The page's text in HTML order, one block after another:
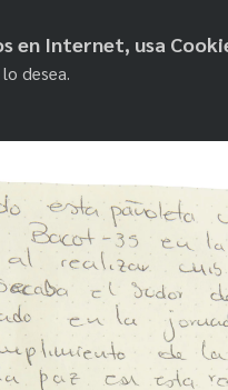
en Internet, usa
desea.